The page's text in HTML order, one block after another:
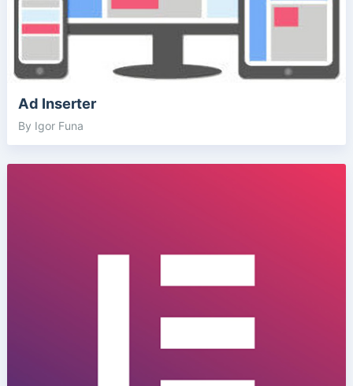
Ad Inserter
By Igor Funa